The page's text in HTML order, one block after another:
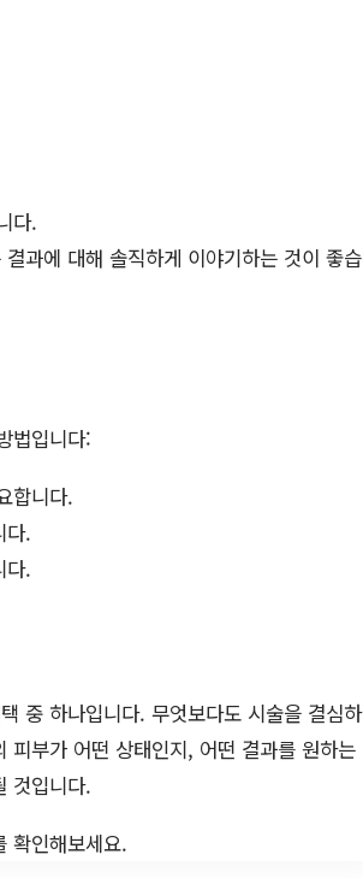
다.
과에 대해 솔직하게 이야기하는 것이 좋습
법입니다:
합니다.
다.
다.
중 하나입니다. 무엇보다도 시술을 결심하
피부가 어떤 상태인지, 어떤 결과를 원하는
것입니다.
확인해보세요.